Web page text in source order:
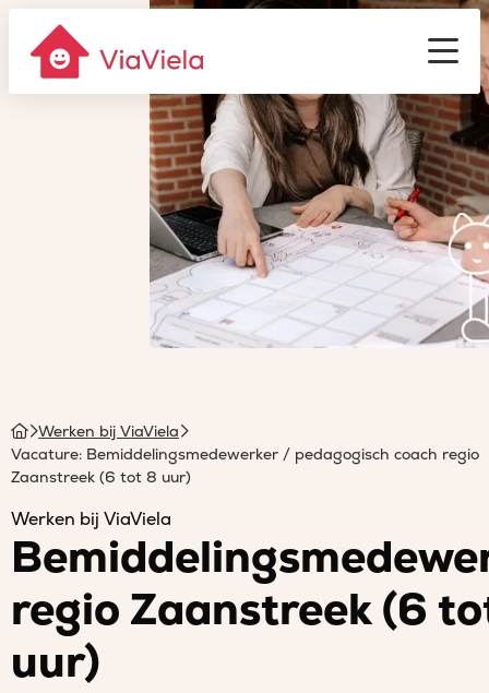
Gastouderbureau
ViaViela
Menu
Homepage
Werken bij ViaViela
Vacature: Bemiddelingsmedewerker / pedagogisch coach regio
Zaanstreek (6 tot 8 uur)
Werken bij ViaViela
regio Zaanstreek (6
uur)